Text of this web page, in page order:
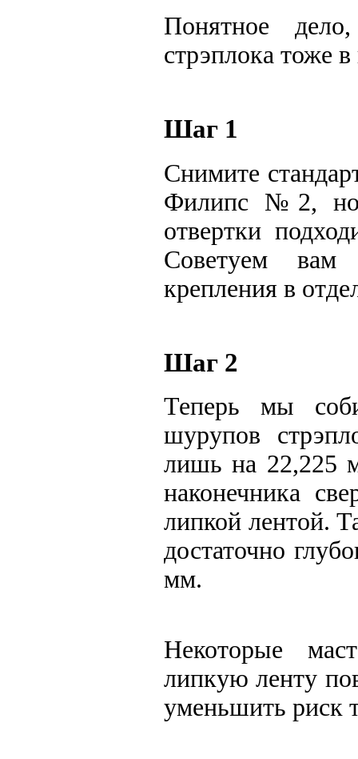
Понятное
стрэплока тоже
Шаг 1
Cнимите
Филипс №2, но
отвертки
Советуем
крепления в
Шаг 2
Теперь мы
шурупов
лишь на 22,225
наконечника
липкой лентой.
достаточно
мм.
Некоторые
липкую ленту
уменьшить риск